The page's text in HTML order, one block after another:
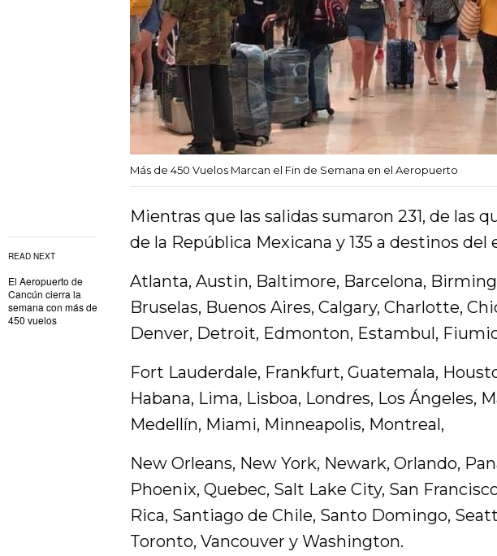
READ NEXT
El Aeropuerto de
Cancún cierra la
semana con más de
450 vuelos
Más de 450 Vuelos Marcan el Fin de Semana en el Aeropuerto
Mientras que las salidas sumaron 231, de las
de la República Mexicana y 135 a destinos del
Atlanta, Austin, Baltimore, Barcelona,
Bruselas, Buenos Aires, Calgary, Charlotte,
Denver, Detroit, Edmonton, Estambul,
Fort Lauderdale, Frankfurt, Guatemala,
Habana, Lima, Lisboa, Londres, Los Ángeles,
Medellín, Miami, Minneapolis, Montreal,
New Orleans, New York, Newark, Orlando,
Phoenix, Quebec, Salt Lake City, San
Rica, Santiago de Chile, Santo Domingo,
Toronto, Vancouver y Washington.